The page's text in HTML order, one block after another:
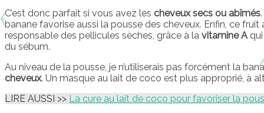
C’est donc parfait si vous avez les cheveux secs ou abîmés
banane favorise aussi la pousse des cheveux. Enfin, ce
responsable des pellicules sèches, grâce à la vitamine Aqui
du sébum.
Au niveau de la pousse, je n’utiliserais pas forcément la
cheveux. Un masque au lait de coco est plus approprié, à
LIRE AUSSI >> La cure au lait de coco pour favoriser la